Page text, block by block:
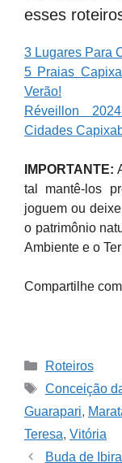
esses
3 Lugares Para
5 Praias
Verão!
Réveillon
Cidades
IMPORTANTE:
tal mantê-los
joguem ou
o patrimônio
Ambiente e o
Compartilhe
Categories
Roteiros
Tags
Conceição
Guarapari,
Teresa, Vitória
Buda de